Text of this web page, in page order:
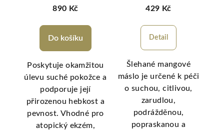
890 Kč
Do košíku
Poskytuje okamžitou
úlevu suché pokožce a
podporuje její
přirozenou hebkost a
pevnost. Vhodné pro
atopický ekzém,
429 Kč
Detail
Šlehané mangové
máslo je určené k péči
o suchou, citlivou,
zarudlou,
podrážděnou,
popraskanou a